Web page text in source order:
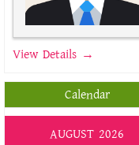
View Details →
Calendar
AUGUST 2026